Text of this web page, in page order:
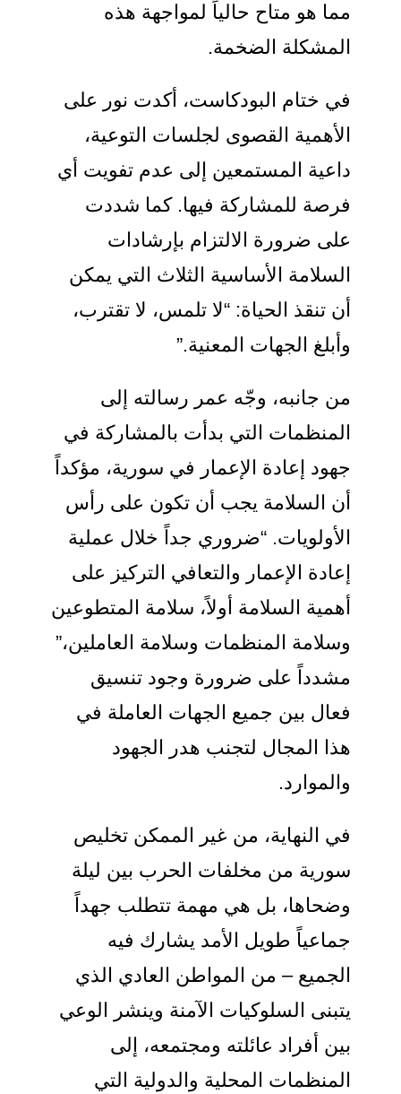
مما هو متاح حالياً لمواجهة هذه
المشكلة الضخمة.
في ختام البودكاست، أكدت نور على
الأهمية القصوى لجلسات التوعية،
داعية المستمعين إلى عدم تفويت أي
فرصة للمشاركة فيها. كما شددت
على ضرورة الالتزام بإرشادات
السلامة الأساسية الثلاث التي يمكن
أن تنقذ الحياة: “لا تلمس، لا تقترب،
وأبلغ الجهات المعنية.”
من جانبه، وجّه عمر رسالته إلى
المنظمات التي بدأت بالمشاركة في
جهود إعادة الإعمار في سورية، مؤكداً
أن السلامة يجب أن تكون على رأس
الأولويات. “ضروري جداً خلال عملية
إعادة الإعمار والتعافي التركيز على
أهمية السلامة أولاً، سلامة المتطوعين
وسلامة المنظمات وسلامة العاملين،”
مشدداً على ضرورة وجود تنسيق
فعال بين جميع الجهات العاملة في
هذا المجال لتجنب هدر الجهود
والموارد.
في النهاية، من غير الممكن تخليص
سورية من مخلفات الحرب بين ليلة
وضحاها، بل هي مهمة تتطلب جهداً
جماعياً طويل الأمد يشارك فيه
الجميع – من المواطن العادي الذي
يتبنى السلوكيات الآمنة وينشر الوعي
بين أفراد عائلته ومجتمعه، إلى
المنظمات المحلية والدولية التي